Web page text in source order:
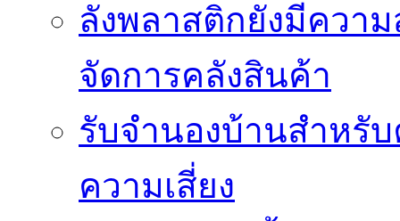
ลังพลาสติกยังมีควา
จัดการคลังสินค้า
รับจำนองบ้านสำหรั
ความเสี่ยง